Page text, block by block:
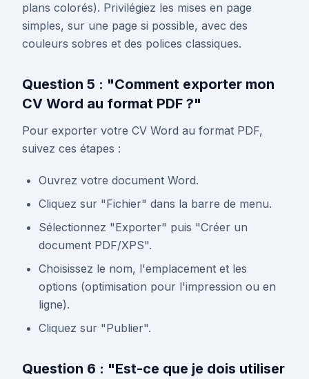
plans colorés). Privilégiez les mises en page
simples, sur une page si possible, avec des
couleurs sobres et des polices classiques.
Question 5 : "Comment exporter mon
CV Word au format PDF ?"
Pour exporter votre CV Word au format PDF,
suivez ces étapes :
Ouvrez votre document Word.
Cliquez sur "Fichier" dans la barre de menu.
Sélectionnez "Exporter" puis "Créer un
document PDF/XPS".
Choisissez le nom, l'emplacement et les
options (optimisation pour l'impression ou en
ligne).
Cliquez sur "Publier".
Question 6 : "Est-ce que je dois utiliser